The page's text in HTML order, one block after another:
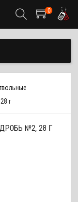
0
г
№2, 28 Г